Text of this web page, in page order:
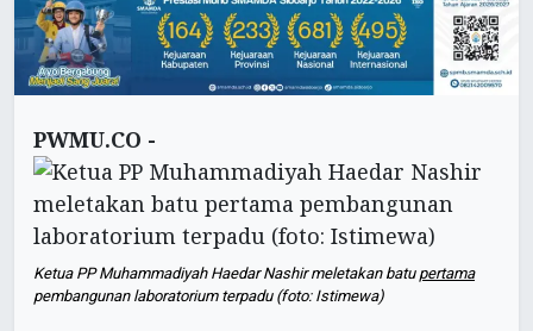
PWMU.CO -
Ketua PP Muhammadiyah Haedar Nashir meletakan batupertama
pembangunan laboratorium terpadu (foto: Istimewa)